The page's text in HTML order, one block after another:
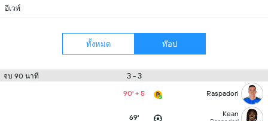
อีเวท์
ทั้งหมด ท๊อป
จบ 90 นาที 3 - 3
90' + 5 Raspadori
69' Kean